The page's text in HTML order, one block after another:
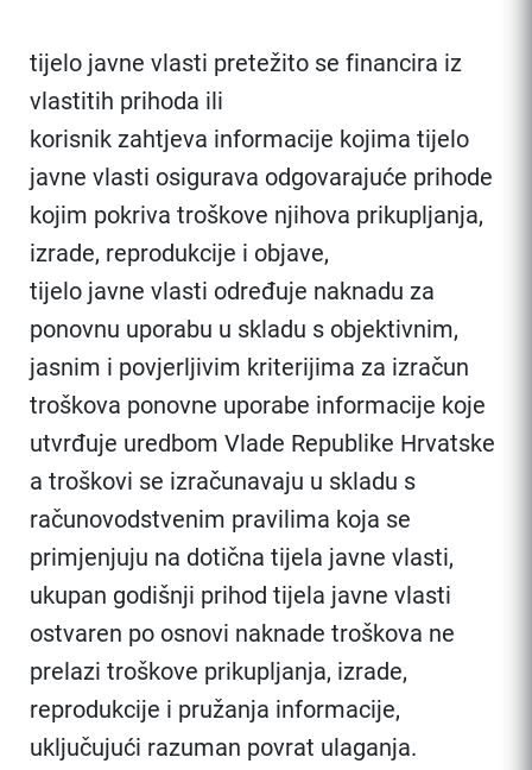
tijelo javne vlasti pretežito se financira iz
vlastitih prihoda ili
korisnik zahtjeva informacije kojima tijelo
javne vlasti osigurava odgovarajuće prihode
kojim pokriva troškove njihova prikupljanja,
izrade, reprodukcije i objave,
tijelo javne vlasti određuje naknadu za
ponovnu uporabu u skladu s objektivnim,
jasnim i povjerljivim kriterijima za izračun
troškova ponovne uporabe informacije koje
utvrđuje uredbom Vlade Republike Hrvatske
a troškovi se izračunavaju u skladu s
računovodstvenim pravilima koja se
primjenjuju na dotična tijela javne vlasti,
ukupan godišnji prihod tijela javne vlasti
ostvaren po osnovi naknade troškova ne
prelazi troškove prikupljanja, izrade,
reprodukcije i pružanja informacije,
uključujući razuman povrat ulaganja.